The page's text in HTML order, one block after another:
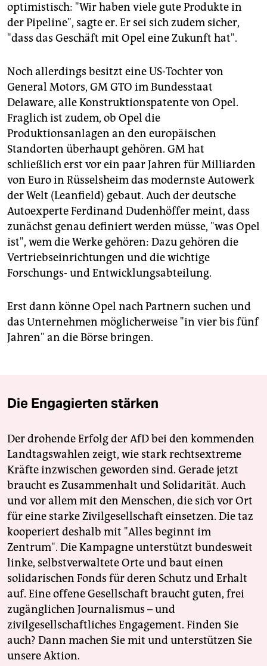
optimistisch: "Wir haben viele gute Produkte in
der Pipeline", sagte er. Er sei sich zudem sicher,
"dass das Geschäft mit Opel eine Zukunft hat".
Noch allerdings besitzt eine US-Tochter von
General Motors, GM GTO im Bundesstaat
Delaware, alle Konstruktionspatente von Opel.
Fraglich ist zudem, ob Opel die
Produktionsanlagen an den europäischen
Standorten überhaupt gehören. GM hat
schließlich erst vor ein paar Jahren für Milliarden
von Euro in Rüsselsheim das modernste Autowerk
der Welt (Leanfield) gebaut. Auch der deutsche
Autoexperte Ferdinand Dudenhöffer meint, dass
zunächst genau definiert werden müsse, "was Opel
ist", wem die Werke gehören: Dazu gehören die
Vertriebseinrichtungen und die wichtige
Forschungs- und Entwicklungsabteilung.
Erst dann könne Opel nach Partnern suchen und
das Unternehmen möglicherweise "in vier bis fünf
Jahren" an die Börse bringen.
Die Engagierten stärken
Der drohende Erfolg der AfD bei den kommenden
Landtagswahlen zeigt, wie stark rechtsextreme
Kräfte inzwischen geworden sind. Gerade jetzt
braucht es Zusammenhalt und Solidarität. Auch
und vor allem mit den Menschen, die sich vor Ort
für eine starke Zivilgesellschaft einsetzen. Die taz
kooperiert deshalb mit "Alles beginnt im
Zentrum". Die Kampagne unterstützt bundesweit
linke, selbstverwaltete Orte und baut einen
solidarischen Fonds für deren Schutz und Erhalt
auf. Eine offene Gesellschaft braucht guten, frei
zugänglichen Journalismus – und
zivilgesellschaftliches Engagement. Finden Sie
auch? Dann machen Sie mit und unterstützen Sie
unsere Aktion.